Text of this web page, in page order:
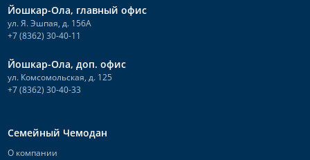
Йошкар-Ола, главный офис
ул. Я. Эшпая, д. 156А
+7 (8362) 30-40-11
Йошкар-Ола, доп. офис
ул. Комсомольская, д. 125
+7 (8362) 30-40-33
Семейный Чемодан
О компании